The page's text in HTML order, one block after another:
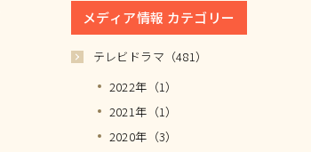
メディア情報 カテゴリー
テレビドラマ（481）
2022年（1）
2021年（1）
2020年（3）